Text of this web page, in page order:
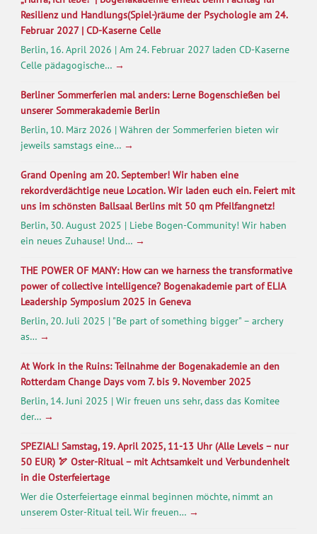
Resilienz und Handlungs(Spiel-)räume der Psychologie am 24.
Februar 2027 | CD-Kaserne Celle
Berlin, 16. April 2026 | Am 24. Februar 2027 laden CD-Kaserne
Celle pädagogische… →
Berliner Sommerferien mal anders: Lerne Bogenschießen bei
unserer Sommerakademie Berlin
Berlin, 10. März 2026 | Währen der Sommerferien bieten wir
jeweils samstags eine… →
Grand Opening am 20. September! Wir haben eine
rekordverdächtige neue Location. Wir laden euch ein. Feiert mit
uns im schönsten Ballsaal Berlins mit 50 qm Pfeilfangnetz!
Berlin, 30. August 2025 | Liebe Bogen-Community! Wir haben
ein neues Zuhause! Und… →
THE POWER OF MANY: How can we harness the transformative
power of collective intelligence? Bogenakademie part of ELIA
Leadership Symposium 2025 in Geneva
Berlin, 20. Juli 2025 | "Be part of something bigger" – archery
as… →
At Work in the Ruins: Teilnahme der Bogenakademie an den
Rotterdam Change Days vom 7. bis 9. November 2025
Berlin, 14. Juni 2025 | Wir freuen uns sehr, dass das Komitee
der… →
SPEZIAL! Samstag, 19. April 2025, 11-13 Uhr (Alle Levels – nur
50 EUR) 🏹 Oster-Ritual – mit Achtsamkeit und Verbundenheit
in die Osterfeiertage
Wer die Osterfeiertage einmal beginnen möchte, nimmt an
unserem Oster-Ritual teil. Wir freuen… →